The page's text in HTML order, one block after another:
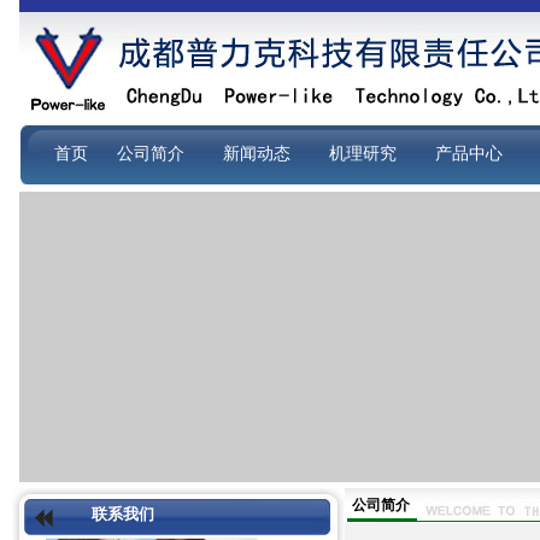
首页 公司简介 新闻动态 机理研究 产品中心
联系我们 公司简介